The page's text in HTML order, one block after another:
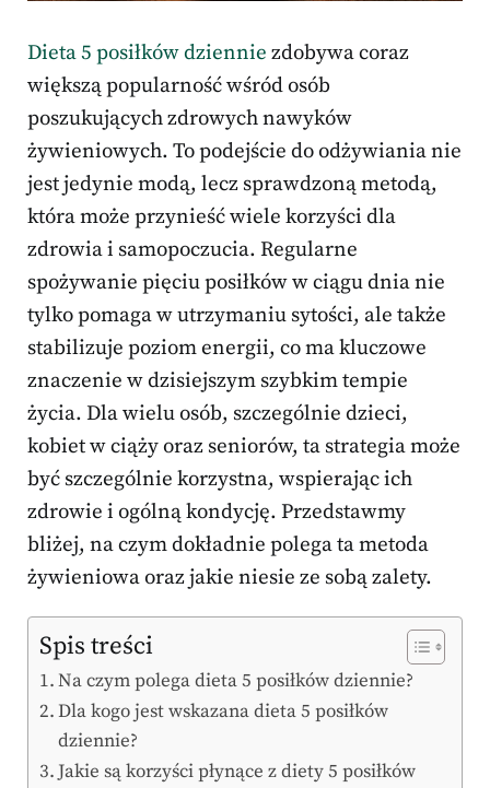
Dieta 5 posiłków dziennie zdobywa coraz
większą popularność wśród osób
poszukujących zdrowych nawyków
żywieniowych. To podejście do odżywiania nie
jest jedynie modą, lecz sprawdzoną metodą,
która może przynieść wiele korzyści dla
zdrowia i samopoczucia. Regularne
spożywanie pięciu posiłków w ciągu dnia nie
tylko pomaga w utrzymaniu sytości, ale także
stabilizuje poziom energii, co ma kluczowe
znaczenie w dzisiejszym szybkim tempie
życia. Dla wielu osób, szczególnie dzieci,
kobiet w ciąży oraz seniorów, ta strategia może
być szczególnie korzystna, wspierając ich
zdrowie i ogólną kondycję. Przedstawmy
bliżej, na czym dokładnie polega ta metoda
żywieniowa oraz jakie niesie ze sobą zalety.
Spis treści
Na czym polega dieta 5 posiłków dziennie?
Dla kogo jest wskazana dieta 5 posiłków
dziennie?
Jakie są korzyści płynące z diety 5 posiłków